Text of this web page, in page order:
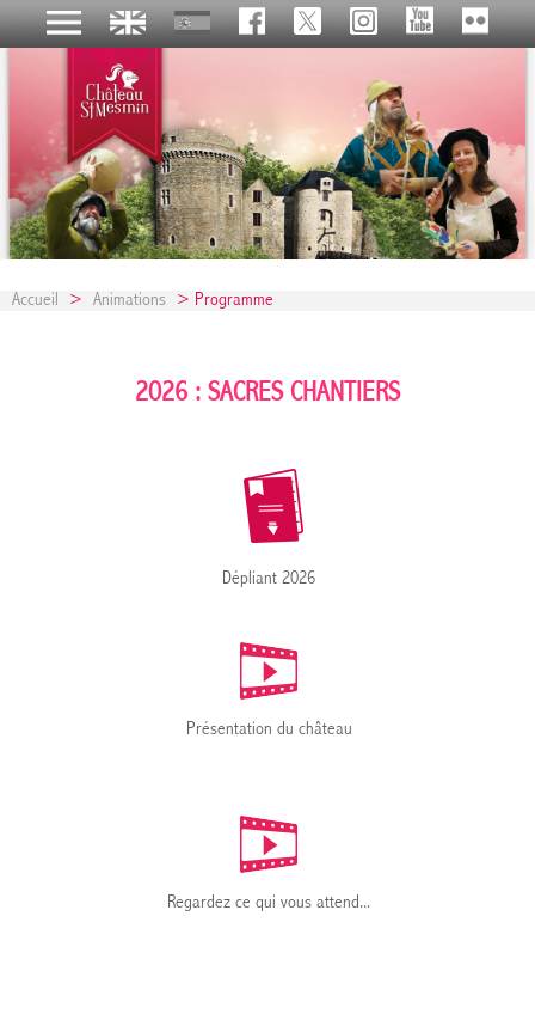
Accueil > Animations > Programme
2026 : SACRES CHANTIERS
Dépliant 2026
Présentation du château
Regardez ce qui vous attend...